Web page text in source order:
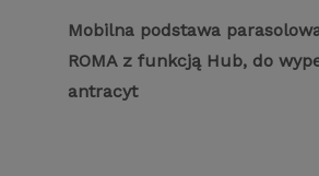
Mobilna podstawa
ROMA z funkcją Hub, do
antracyt